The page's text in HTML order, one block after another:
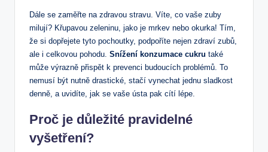
Dále se zaměřte na zdravou stravu. Víte, co vaše zuby
milují? Křupavou zeleninu, jako je mrkev nebo okurka! Tím,
že si dopřejete tyto pochoutky, podpoříte nejen zdraví zubů,
ale i celkovou pohodu. Snížení konzumace cukru také
může výrazně přispět k prevenci budoucích problémů. To
nemusí být nutně drastické, stačí vynechat jednu sladkost
denně, a uvidíte, jak se vaše ústa pak cítí lépe.
Proč je důležité pravidelné
vyšetření?